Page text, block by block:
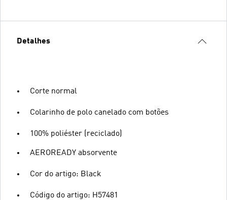
Detalhes
Corte normal
Colarinho de polo canelado com botões
100% poliéster (reciclado)
AEROREADY absorvente
Cor do artigo: Black
Código do artigo: H57481